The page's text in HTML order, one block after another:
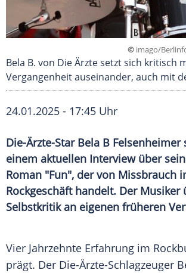
© imago/
Bela B. von Die Ärzte setzt sich kritisch
Vergangenheit auseinander, auch mit
24.01.2025 - 17:45 Uhr
Die-Ärzte-Star Bela B
einem aktuellen Interview über
Roman "Fun", der von Missbrauch
Rockgeschäft handelt. Der Musiker
Selbstkritik an eigenen früheren
Vier Jahrzehnte Erfahrung im
prägt. Der Die-Ärzte-Schlagzeuger